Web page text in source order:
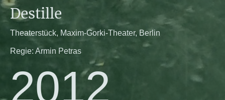
Destille
Theaterstück, Maxim-Gorki-Theater, Berlin
Regie: Armin Petras
2012